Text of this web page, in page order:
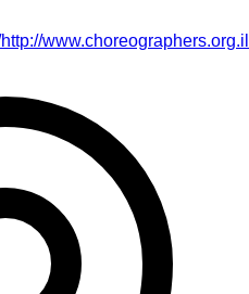
http://www.choreographers.org.il/